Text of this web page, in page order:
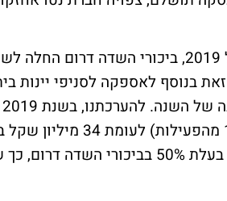
במהלך הרבעון הראשון של 2019, ביכורי
שקל מכירות. נטו אחזקות בעלת 50%